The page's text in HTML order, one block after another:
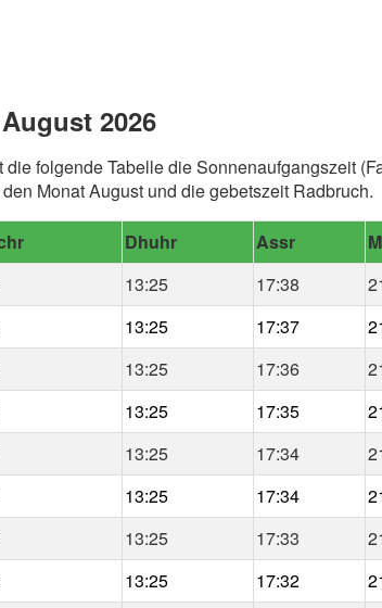
2026
die folgende Tabelle die Sonnenaufgangszeit
Monat August und die gebetszeit Radbruch.
Dhuhr Assr
13:25 17:38
13:25 17:37
13:25 17:36
13:25 17:35
13:25 17:34
13:25 17:34
13:25 17:33
13:25 17:32